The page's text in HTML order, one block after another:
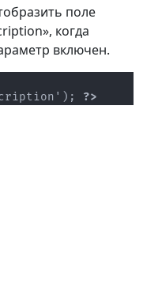
поле
когда
включен.
?>